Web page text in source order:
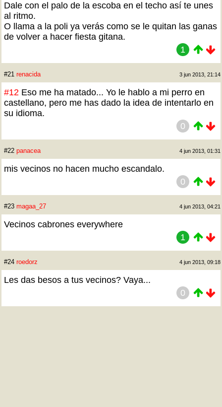
Dale con el palo de la escoba en el techo así te unes
al ritmo.
O llama a la poli ya verás como se le quitan las ganas
de volver a hacer fiesta gitana.
1
#21 renacida 3 jun 2013, 21:14
#12 Eso me ha matado... Yo le hablo a mi perro en
castellano, pero me has dado la idea de intentarlo en
su idioma.
0
#22 panacea 4 jun 2013, 01:31
mis vecinos no hacen mucho escandalo.
0
#23 magaa_27 4 jun 2013, 04:21
Vecinos cabrones everywhere
1
#24 roedorz 4 jun 2013, 09:18
Les das besos a tus vecinos? Vaya...
0